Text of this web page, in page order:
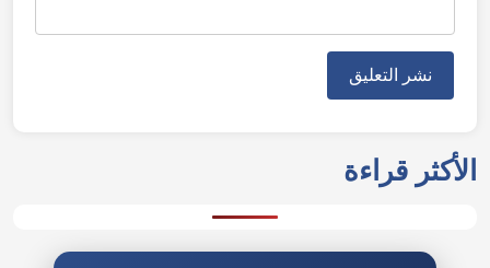
الأكثر قراءة